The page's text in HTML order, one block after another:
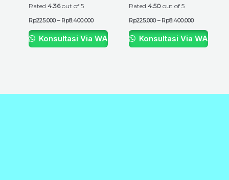
Rated 4.36out of 5
Rp225.000 – Rp8.400.000
Konsultasi Via WA
Rated 4.50 out of 5
Rp225.000 – Rp8.400.000
Konsultasi Via WA